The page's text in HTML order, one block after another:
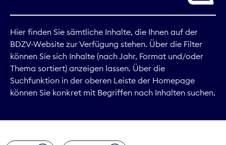
Digitales
Kommunikation
Marktdaten
Hier finden Sie sämtliche Inhalte, die Ihnen auf der
BDZV-Website zur Verfügung stehen. Über die Filter
können Sie sich Inhalte (nach Jahr, Format und/oder
Thema sortiert) anzeigen lassen. Über die
Suchfunktion in der oberen Leiste der Homepage
können Sie konkret mit Begriffen nach Inhalten suchen.